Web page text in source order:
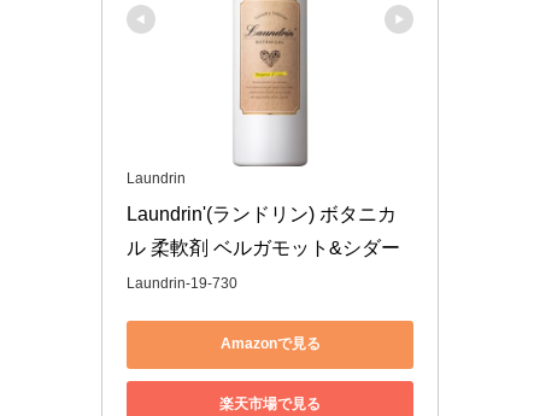
Laundrin
Laundrin'(ランドリン) ボタニカ
ル 柔軟剤 ベルガモット&シダー
Laundrin-19-730
Amazonで見る
楽天市場で見る